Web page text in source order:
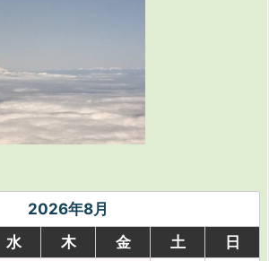
2026年8月
水 木 金 土
日